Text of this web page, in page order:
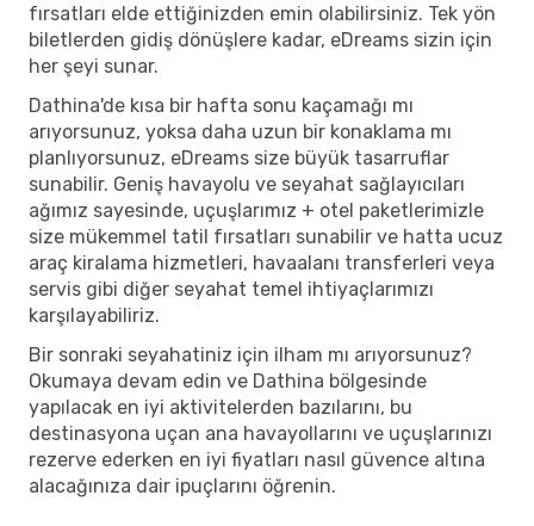
fırsatları elde ettiğinizden emin olabilirsiniz. Tek yön
biletlerden gidiş dönüşlere kadar, eDreams sizin için
her şeyi sunar.
Dathina'de kısa bir hafta sonu kaçamağı mı
arıyorsunuz, yoksa daha uzun bir konaklama mı
planlıyorsunuz, eDreams size büyük tasarruflar
sunabilir. Geniş havayolu ve seyahat sağlayıcıları
ağımız sayesinde, uçuşlarımız + otel paketlerimizle
size mükemmel tatil fırsatları sunabilir ve hatta ucuz
araç kiralama hizmetleri, havaalanı transferleri veya
servis gibi diğer seyahat temel ihtiyaçlarımızı
karşılayabiliriz.
Bir sonraki seyahatiniz için ilham mı arıyorsunuz?
Okumaya devam edin ve Dathina bölgesinde
yapılacak en iyi aktivitelerden bazılarını, bu
destinasyona uçan ana havayollarını ve uçuşlarınızı
rezerve ederken en iyi fiyatları nasıl güvence altına
alacağınıza dair ipuçlarını öğrenin.